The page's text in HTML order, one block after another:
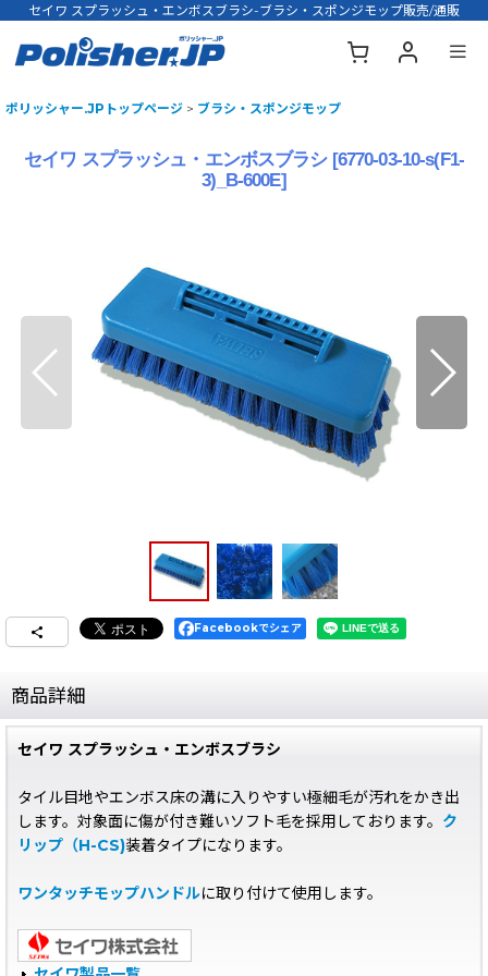
セイワ スプラッシュ・エンボスブラシ-ブラシ・スポンジモップ販売/通販
ポリッシャー.JPトップページ > ブラシ・スポンジモップ
セイワ スプラッシュ・エンボスブラシ [6770-03-10-s(F1-
3)_B-600E]
Facebookでシェア
商品詳細
セイワ スプラッシュ・エンボスブラシ
タイル目地やエンボス床の溝に入りやすい極細毛が汚れをかき出
します。対象面に傷が付き難いソフト毛を採用しております。 ク
リップ（H-CS)装着タイプになります。
ワンタッチモップハンドルに取り付けて使用します。